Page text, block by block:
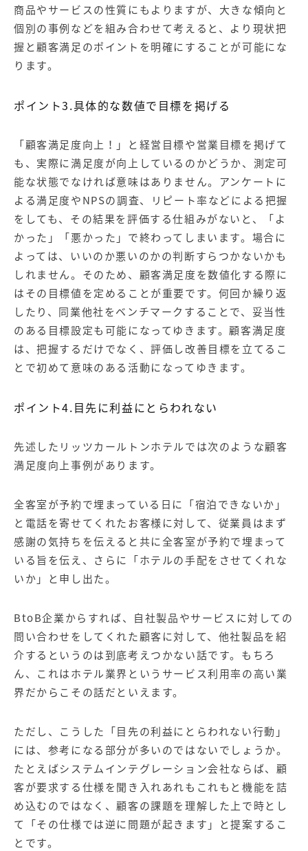
商品やサービスの性質にもよりますが、大きな傾向と
個別の事例などを組み合わせて考えると、より現状把
握と顧客満足のポイントを明確にすることが可能にな
ります。
ポイント3.具体的な数値で目標を掲げる
「顧客満足度向上！」と経営目標や営業目標を掲げて
も、実際に満足度が向上しているのかどうか、測定可
能な状態でなければ意味はありません。アンケートに
よる満足度やNPSの調査、リピート率などによる把握
をしても、その結果を評価する仕組みがないと、「よ
かった」「悪かった」で終わってしまいます。場合に
よっては、いいのか悪いのかの判断すらつかないかも
しれません。そのため、顧客満足度を数値化する際に
はその目標値を定めることが重要です。何回か繰り返
したり、同業他社をベンチマークすることで、妥当性
のある目標設定も可能になってゆきます。顧客満足度
は、把握するだけでなく、評価し改善目標を立てるこ
とで初めて意味のある活動になってゆきます。
ポイント4.目先に利益にとらわれない
先述したリッツカールトンホテルでは次のような顧客
満足度向上事例があります。
全客室が予約で埋まっている日に「宿泊できないか」
と電話を寄せてくれたお客様に対して、従業員はまず
感謝の気持ちを伝えると共に全客室が予約で埋まって
いる旨を伝え、さらに「ホテルの手配をさせてくれな
いか」と申し出た。
BtoB企業からすれば、自社製品やサービスに対しての
問い合わせをしてくれた顧客に対して、他社製品を紹
介するというのは到底考えつかない話です。もちろ
ん、これはホテル業界というサービス利用率の高い業
界だからこその話だといえます。
ただし、こうした「目先の利益にとらわれない行動」
には、参考になる部分が多いのではないでしょうか。
たとえばシステムインテグレーション会社ならば、顧
客が要求する仕様を聞き入れあれもこれもと機能を詰
め込むのではなく、顧客の課題を理解した上で時とし
て「その仕様では逆に問題が起きます」と提案するこ
とです。